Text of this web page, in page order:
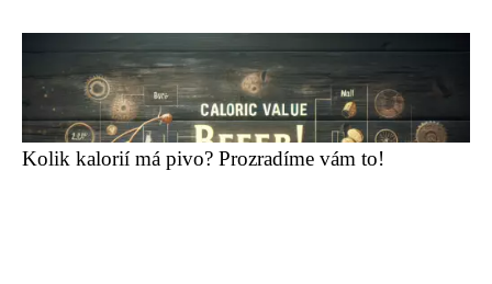
Kolik kalorií má pivo? Prozradíme vám to!